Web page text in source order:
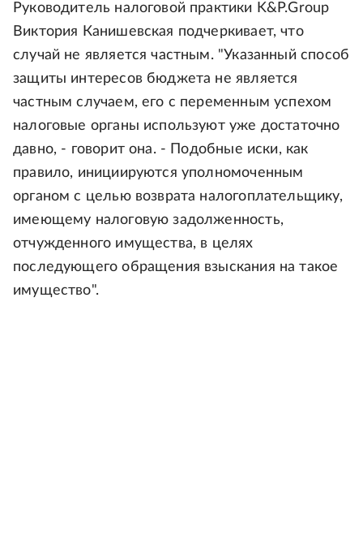
Руководитель налоговой практики K&P.Group
Виктория Канишевская подчеркивает, что
случай не является частным. "Указанный способ
защиты интересов бюджета не является
частным случаем, его с переменным успехом
налоговые органы используют уже достаточно
давно, - говорит она. - Подобные иски, как
правило, инициируются уполномоченным
органом с целью возврата налогоплательщику,
имеющему налоговую задолженность,
отчужденного имущества, в целях
последующего обращения взыскания на такое
имущество".